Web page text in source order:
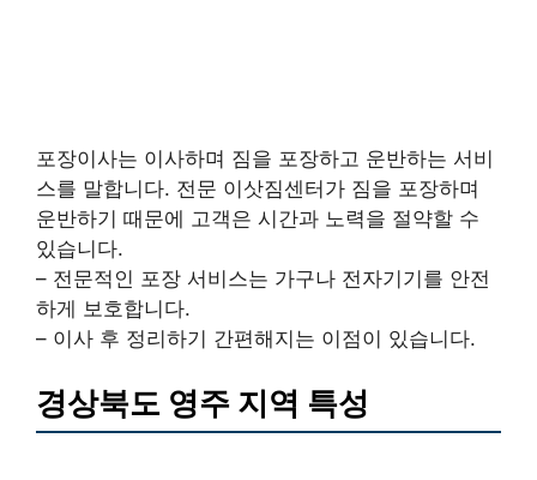
포장이사는 이사하며 짐을 포장하고 운반하는 서비
스를 말합니다. 전문 이삿짐센터가 짐을 포장하며
운반하기 때문에 고객은 시간과 노력을 절약할 수
있습니다.
– 전문적인 포장 서비스는 가구나 전자기기를 안전
하게 보호합니다.
– 이사 후 정리하기 간편해지는 이점이 있습니다.
경상북도 영주 지역 특성